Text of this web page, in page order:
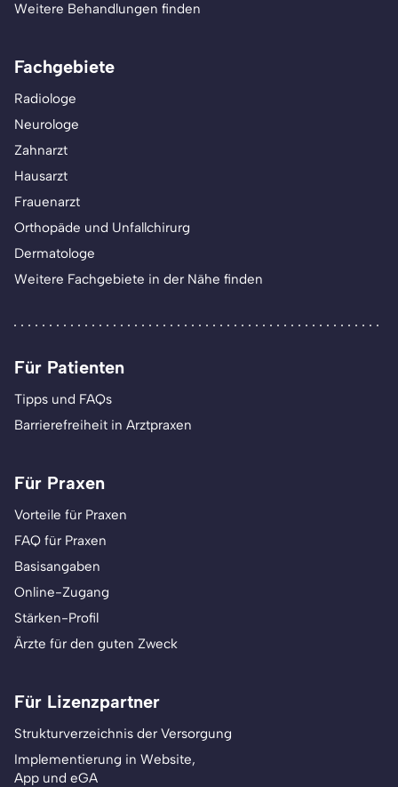
Weitere Behandlungen finden
Fachgebiete
Radiologe
Neurologe
Zahnarzt
Hausarzt
Frauenarzt
Orthopäde und Unfallchirurg
Dermatologe
Weitere Fachgebiete in der Nähe finden
Für Patienten
Tipps und FAQs
Barrierefreiheit in Arztpraxen
Für Praxen
Vorteile für Praxen
FAQ für Praxen
Basisangaben
Online-Zugang
Stärken-Profil
Ärzte für den guten Zweck
Für Lizenzpartner
Strukturverzeichnis der Versorgung
Implementierung in Website,
App und eGA